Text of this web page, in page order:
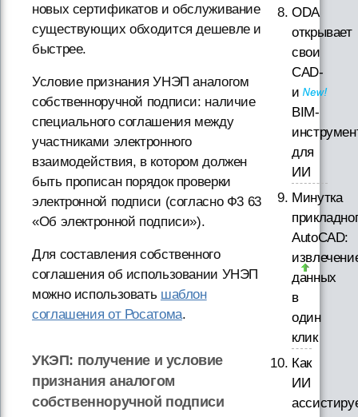
новых сертификатов и обслуживание
существующих обходится дешевле и
быстрее.
Условие признания УНЭП аналогом
собственноручной подписи: наличие
специального соглашения между
участниками электронного
взаимодействия, в котором должен
быть прописан порядок проверки
электронной подписи (согласно Ф3 63
«Об электронной подписи»).
Для составления собственного
соглашения об использовании УНЭП
можно использовать шаблон
соглашения от Росатома.
УКЭП: получение и условие
признания аналогом
собственноручной подписи
ODA
открывает
свои
CAD-
и
BIM-
для
ИИ
Минутка
AutoCAD:
данных
в
один
клик
Как
ИИ